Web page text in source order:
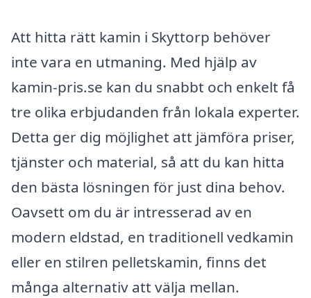
Att hitta rätt kamin i Skyttorp behöver
inte vara en utmaning. Med hjälp av
kamin-pris.se kan du snabbt och enkelt få
tre olika erbjudanden från lokala experter.
Detta ger dig möjlighet att jämföra priser,
tjänster och material, så att du kan hitta
den bästa lösningen för just dina behov.
Oavsett om du är intresserad av en
modern eldstad, en traditionell vedkamin
eller en stilren pelletskamin, finns det
många alternativ att välja mellan.